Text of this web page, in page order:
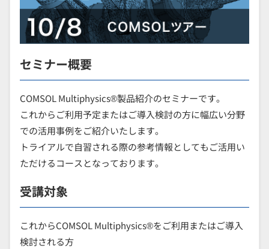
セミナー概要
COMSOL Multiphysics®製品紹介のセミナーです。
これからご利用予定またはご導入検討の方に幅広い分野
での活用事例をご紹介いたします。
トライアルで自習される際の参考情報としてもご活用い
ただけるコースとなっております。
受講対象
これからCOMSOL Multiphysics®をご利用またはご導入
検討される方